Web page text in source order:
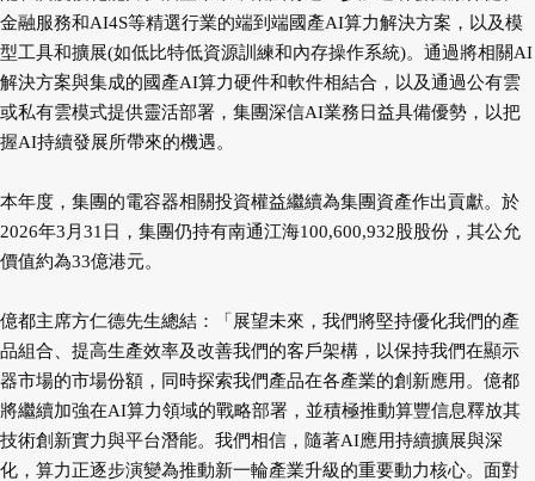
金融服務和AI4S等精選行業的端到端國產AI算力解決方案，以及模
型工具和擴展(如低比特低資源訓練和內存操作系統)。通過將相關AI
解決方案與集成的國產AI算力硬件和軟件相結合，以及通過公有雲
或私有雲模式提供靈活部署，集團深信AI業務日益具備優勢，以把
握AI持續發展所帶來的機遇。
本年度，集團的電容器相關投資權益繼續為集團資產作出貢獻。於
2026年3月31日，集團仍持有南通江海100,600,932股股份，其公允
價值約為33億港元。
億都主席方仁德先生總結：「展望未來，我們將堅持優化我們的產
品組合、提高生產效率及改善我們的客戶架構，以保持我們在顯示
器市場的市場份額，同時探索我們產品在各產業的創新應用。億都
將繼續加強在AI算力領域的戰略部署，並積極推動算豐信息釋放其
技術創新實力與平台潛能。我們相信，隨著AI應用持續擴展與深
化，算力正逐步演變為推動新一輪產業升級的重要動力核心。面對